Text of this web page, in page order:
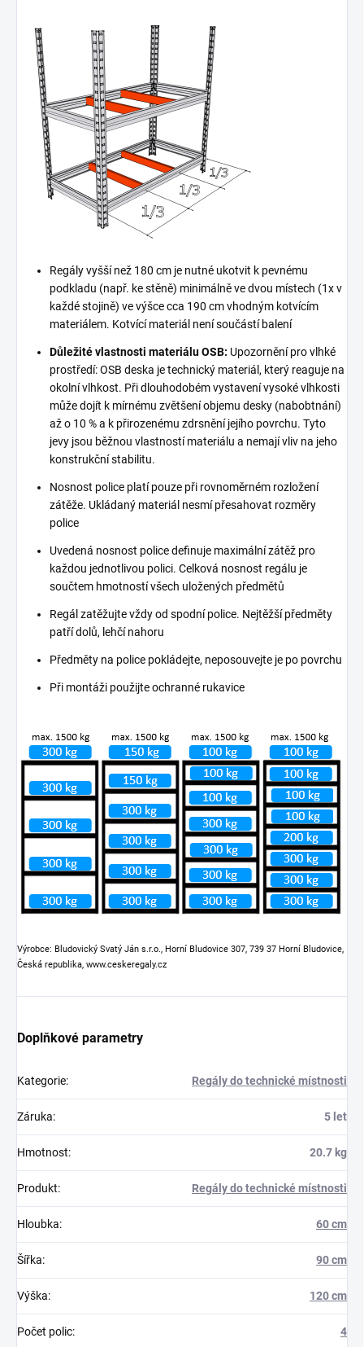
Regály vyšší než 180 cm je nutné ukotvit k pevnému
podkladu (např. ke stěně) minimálně ve dvou místech (1x v
každé stojině) ve výšce cca 190 cm vhodným kotvícím
materiálem. Kotvící materiál není součástí balení
Důležité vlastnosti materiálu OSB: Upozornění pro vlhké
prostředí: OSB deska je technický materiál, který reaguje na
okolní vlhkost. Při dlouhodobém vystavení vysoké vlhkosti
může dojít k mírnému zvětšení objemu desky (nabobtnání)
až o 10 % a k přirozenému zdrsnění jejího povrchu. Tyto
jevy jsou běžnou vlastností materiálu a nemají vliv na jeho
konstrukční stabilitu.
Nosnost police platí pouze při rovnoměrném rozložení
zátěže. Ukládaný materiál nesmí přesahovat rozměry
police
Uvedená nosnost police definuje maximální zátěž pro
každou jednotlivou polici. Celková nosnost regálu je
součtem hmotností všech uložených předmětů
Regál zatěžujte vždy od spodní police. Nejtěžší předměty
patří dolů, lehčí nahoru
Předměty na police pokládejte, neposouvejte je po povrchu
Při montáži použijte ochranné rukavice
Výrobce: Bludovický Svatý Ján s.r.o., Horní Bludovice 307, 739 37 Horní Bludovice,
Česká republika, www.ceskeregaly.cz
Doplňkové parametry
Kategorie: Regály do technické místnosti
Záruka: 5 let
Hmotnost: 20.7 kg
Produkt: Regály do technické místnosti
Hloubka: 60 cm
Šířka: 90 cm
Výška: 120 cm
Počet polic: 4